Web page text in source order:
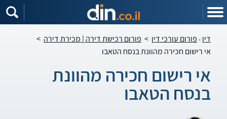
דין פורום עורכי דין > פורום רכישת דירה | מכירת דירה >
אי רישום חכירה מהוונת בנסח הטאבו
אי רישום חכירה מהוונת
בנסח הטאבו